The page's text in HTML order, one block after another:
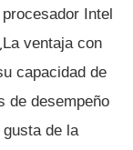
Intel
ventaja con
capacidad de
de desempeño
de la